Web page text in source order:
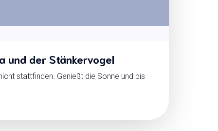
und der Stänkervogel
stattfinden. Genießt die Sonne und bis